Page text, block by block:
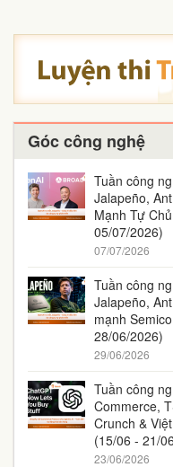
Góc công nghệ
Tuần công
Jalapeño,
Mạnh Tự
05/07/2026)
07/07/2026
Tuần công
Jalapeño,
mạnh
28/06/2026)
29/06/2026
Tuần công
Commerce,
Crunch &
(15/06 - 21/
23/06/2026